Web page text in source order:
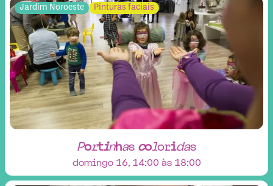
Jardim Noroeste Pinturas faciais
Portinhas coloridas
domingo 16, 14:00 às 18:00